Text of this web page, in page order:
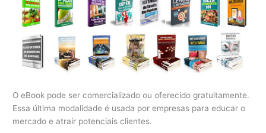
O eBook pode ser comercializado ou oferecido gratuitamente.
Essa última modalidade é usada por empresas para educar o
mercado e atrair potenciais clientes.